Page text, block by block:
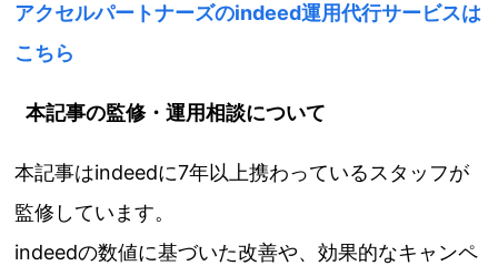
アクセルパートナーズのindeed運用代行サービスは
こちら
本記事の監修・運用相談について
本記事はindeedに7年以上携わっているスタッフが
監修しています。
indeedの数値に基づいた改善や、効果的なキャンペ